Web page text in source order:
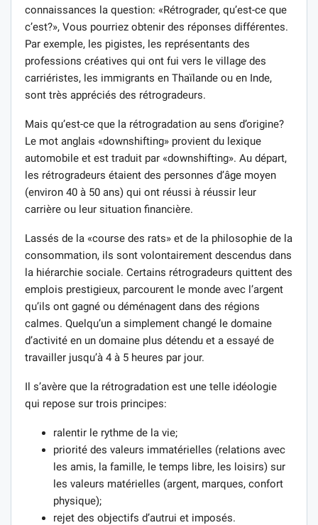
connaissances la question: «Rétrograder, qu’est-ce que
c’est?», Vous pourriez obtenir des réponses différentes.
Par exemple, les pigistes, les représentants des
professions créatives qui ont fui vers le village des
carriéristes, les immigrants en Thaïlande ou en Inde,
sont très appréciés des rétrogradeurs.
Mais qu’est-ce que la rétrogradation au sens d’origine?
Le mot anglais «downshifting» provient du lexique
automobile et est traduit par «downshifting». Au départ,
les rétrogradeurs étaient des personnes d’âge moyen
(environ 40 à 50 ans) qui ont réussi à réussir leur
carrière ou leur situation financière.
Lassés de la «course des rats» et de la philosophie de la
consommation, ils sont volontairement descendus dans
la hiérarchie sociale. Certains rétrogradeurs quittent des
emplois prestigieux, parcourent le monde avec l’argent
qu’ils ont gagné ou déménagent dans des régions
calmes. Quelqu’un a simplement changé le domaine
d’activité en un domaine plus détendu et a essayé de
travailler jusqu’à 4 à 5 heures par jour.
Il s’avère que la rétrogradation est une telle idéologie
qui repose sur trois principes:
ralentir le rythme de la vie;
priorité des valeurs immatérielles (relations avec
les amis, la famille, le temps libre, les loisirs) sur
les valeurs matérielles (argent, marques, confort
physique);
rejet des objectifs d’autrui et imposés.